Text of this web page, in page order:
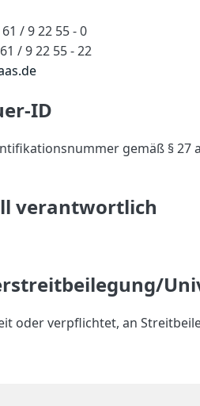
/ 9 22 55 - 0
/ 9 22 55 - 22
ID
gemäß § 27
verantwortlich
oder verpflichtet, an